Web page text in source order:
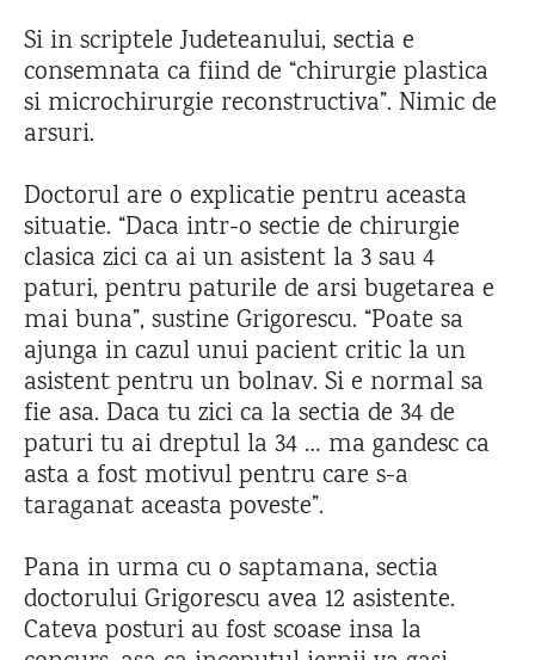
Si in scriptele Judeteanului, sectia e
consemnata ca fiind de “chirurgie plastica
si microchirurgie reconstructiva”. Nimic de
arsuri.
Doctorul are o explicatie pentru aceasta
situatie. “Daca intr-o sectie de chirurgie
clasica zici ca ai un asistent la 3 sau 4
paturi, pentru paturile de arsi bugetarea e
mai buna”, sustine Grigorescu. “Poate sa
ajunga in cazul unui pacient critic la un
asistent pentru un bolnav. Si e normal sa
fie asa. Daca tu zici ca la sectia de 34 de
paturi tu ai dreptul la 34 … ma gandesc ca
asta a fost motivul pentru care s-a
taraganat aceasta poveste”.
Pana in urma cu o saptamana, sectia
doctorului Grigorescu avea 12 asistente.
Cateva posturi au fost scoase insa la